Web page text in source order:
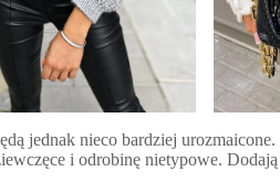
jednak nieco bardziej
i odrobinę nietypowe.